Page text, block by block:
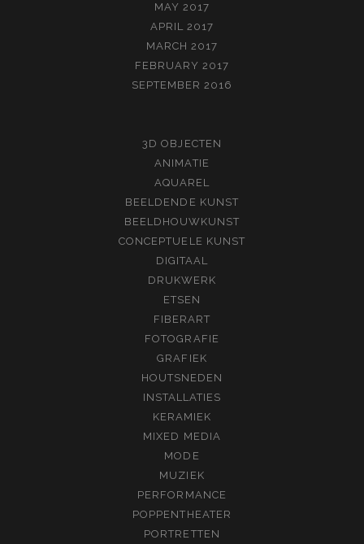
MAY 2017
APRIL 2017
MARCH 2017
FEBRUARY 2017
SEPTEMBER 2016
3D OBJECTEN
ANIMATIE
AQUAREL
BEELDENDE KUNST
BEELDHOUWKUNST
CONCEPTUELE KUNST
DIGITAAL
DRUKWERK
ETSEN
FIBERART
FOTOGRAFIE
GRAFIEK
HOUTSNEDEN
INSTALLATIES
KERAMIEK
MIXED MEDIA
MODE
MUZIEK
PERFORMANCE
POPPENTHEATER
PORTRETTEN